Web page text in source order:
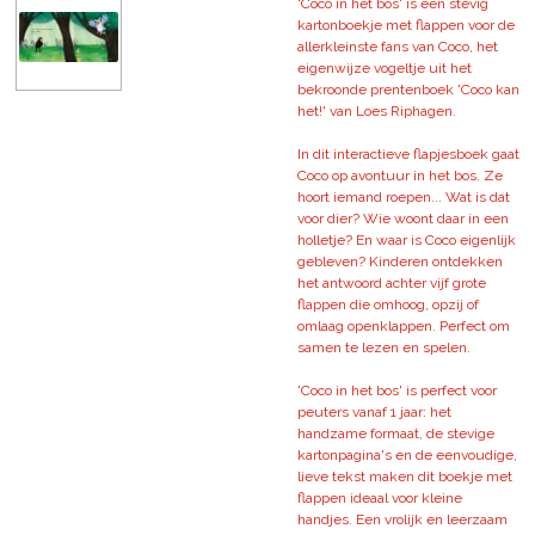
'Coco in het bos' is een stevig
kartonboekje met flappen voor de
allerkleinste fans van Coco, het
eigenwijze vogeltje uit het
bekroonde prentenboek 'Coco kan
het!' van Loes Riphagen.
In dit interactieve flapjesboek gaat
Coco op avontuur in het bos. Ze
hoort iemand roepen... Wat is dat
voor dier? Wie woont daar in een
holletje? En waar is Coco eigenlijk
gebleven? Kinderen ontdekken
het antwoord achter vijf grote
flappen die omhoog, opzij of
omlaag openklappen. Perfect om
samen te lezen en spelen.
'Coco in het bos' is perfect voor
peuters vanaf 1 jaar: het
handzame formaat, de stevige
kartonpagina's en de eenvoudige,
lieve tekst maken dit boekje met
flappen ideaal voor kleine
handjes. Een vrolijk en leerzaam